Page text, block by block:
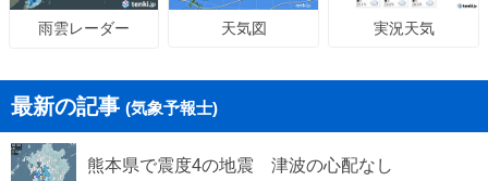
雨雲レーダー 天気図 実況天気
最新の記事 (気象予報士)
熊本県で震度4の地震 津波の心配なし